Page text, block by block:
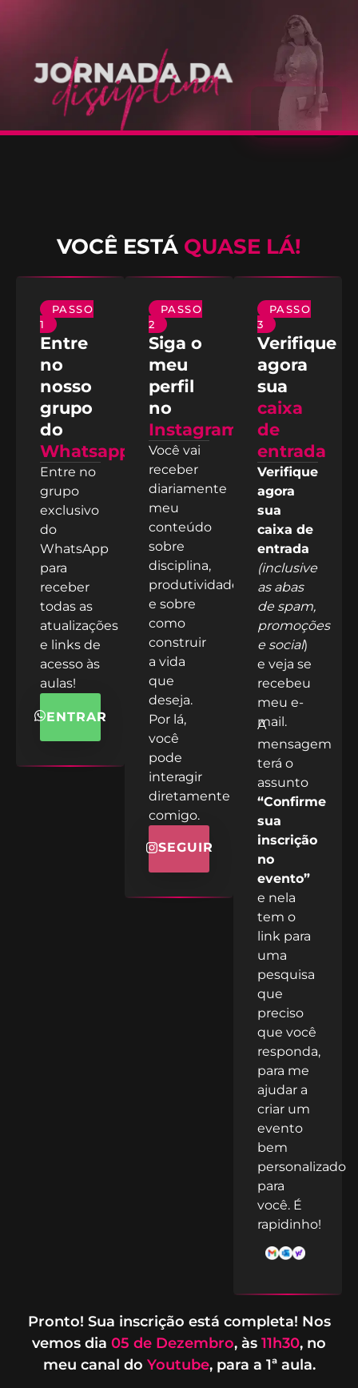
VOCÊ ESTÁ QUASE LÁ!
PASSO
1
Entre
no
nosso
grupo
do
Whatsapp
Entre no
grupo
exclusivo
do
WhatsApp
para
receber
todas as
atualizações
e links de
acesso às
aulas!
ENTRAR
PASSO
2
Siga o
meu
perfil
no
Instagram!
Você vai
receber
diariamente
meu
conteúdo
sobre
disciplina,
produtividade
e sobre
como
construir
a vida
que
deseja.
Por lá,
você
pode
interagir
diretamente
comigo.
SEGUIR
PASSO
3
Verifique
agora
sua
caixa
de
entrada
Verifique
agora
sua
caixa de
entrada
(inclusive
as abas
de spam,
promoções
e social)
e veja se
recebeu
meu e-
mail.
A
mensagem
terá o
assunto
“Confirme
sua
inscrição
no
evento”
e nela
tem o
link para
uma
pesquisa
que
preciso
que você
responda,
para me
ajudar a
criar um
evento
bem
personalizado
para
você. É
rapidinho!
Pronto! Sua inscrição está completa! Nos
vemos dia 05 de Dezembro, às 11h30, no
meu canal do Youtube, para a 1ª aula.
CASA – TRABALHO – FAMÍLIAe eu!